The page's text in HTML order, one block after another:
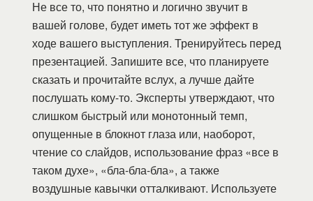
Не все то, что понятно и логично звучит в
вашей голове, будет иметь тот же эффект в
ходе вашего выступления. Тренируйтесь перед
презентацией. Запишите все, что планируете
сказать и прочитайте вслух, а лучше дайте
послушать кому-то. Эксперты утверждают, что
слишком быстрый или монотонный темп,
опущенные в блокнот глаза или, наоборот,
чтение со слайдов, использование фраз «все в
таком духе», «бла-бла-бла», а также
воздушные кавычки отталкивают. Используете